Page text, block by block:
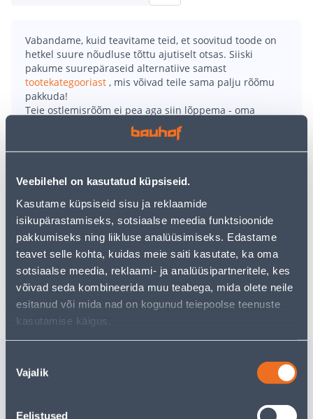
Veebilehel on kasutatud küpsiseid.
Kasutame küpsiseid sisu ja reklaamide
isikupärastamiseks, sotsiaalse meedia funktsioonide
pakkumiseks ning liikluse analüüsimiseks. Edastame
teavet selle kohta, kuidas meie saiti kasutate, ka oma
sotsiaalse meedia, reklaami- ja analüüsipartneritele, kes
võivad seda kombineerida muu teabega, mida olete neile
esitanud või mida nad on kogunud teiepoolse teenuste
kasutamise käigus.
valik
Vajalik
Eelistused
Vabandame, kuid teavitame teid, et soovitud toode on
hetkel suure nõudluse tõttu ajutiselt otsas. Siiski
pakume suurepäraseid alternatiive samast
tootekategooriast , mis võivad teile sama palju rõõmu
pakkuda!
Teie ostlemisrõõm ei pea aga siin lõppema - oma
uurimistööd saate jätkata, naastes
kasutades meie võimsat otsingufunktsiooni, et leida
veelgi meelepärasemad valikuid. Head ostlemist!
• Valmistatud nailonist.
• Suurus 5XL.
• 14-päevane tagastusõigus.
Tarne pole võimalik
T-